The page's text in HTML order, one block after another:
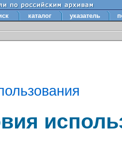
каталог указатель